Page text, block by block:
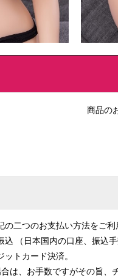
商品の
二つのお支払い方法をご利
（日本国内の口座、振込
トカード決済。
は、お手数ですがその旨、